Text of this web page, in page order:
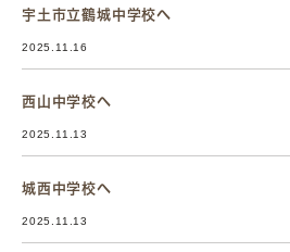
宇土市立鶴城中学校へ
2025.11.16
西山中学校へ
2025.11.13
城西中学校へ
2025.11.13